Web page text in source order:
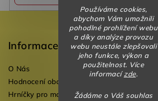
Používáme cookies,
abychom Vám umožnili
pohodlné prohlížení webu
a díky analýze provozu
webu neustále zlepšovali
jeho funkce, výkon a
použitelnost. Více
informacízde.
Žádáme o Váš souhlas
Informace
O Nás
Hodnocení obchodu
Hrníčky pro mateřské školky